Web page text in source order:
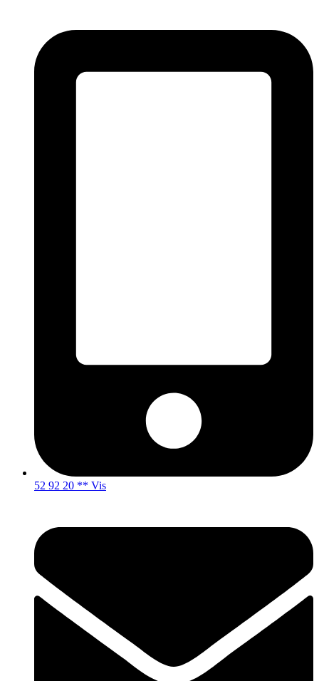
52 92 20 ** Vis